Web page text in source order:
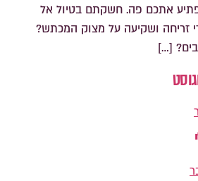
אתכם פה. חשקתם בטיול אל
זריחה ושקיעה על מצוק המכתש?
[…]